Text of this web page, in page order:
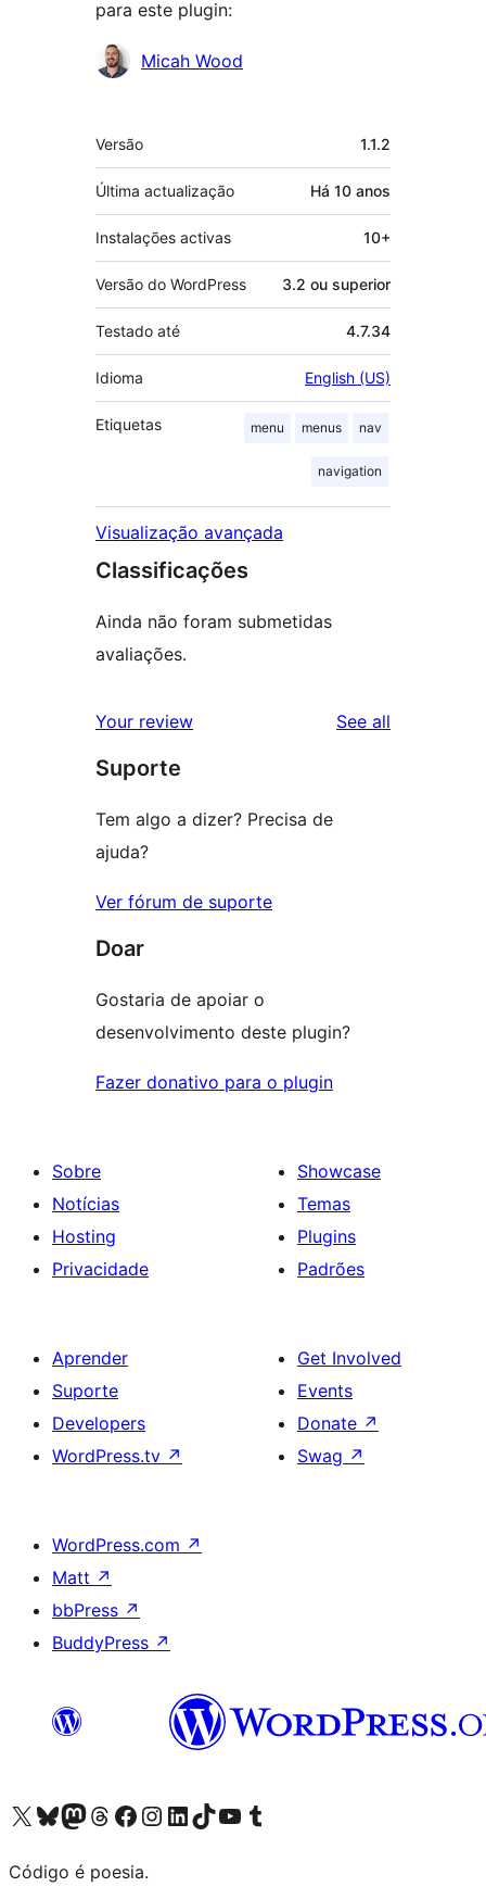
para este plugin:
Contribuidores
Micah Wood
Metadados
Versão 1.1.2
Última actualização Há 10 anos
Instalações activas 10+
Versão do WordPress 3.2 ou superior
Testado até 4.7.34
Idioma English (US)
Etiquetas menu menus nav
navigation
Visualização avançada
Classificações
Ainda não foram submetidas
avaliações.
Your review See all
Suporte
Tem algo a dizer? Precisa de
ajuda?
Ver fórum de suporte
Doar
Gostaria de apoiar o
desenvolvimento deste plugin?
Fazer donativo para o plugin
Sobre
Notícias
Hosting
Privacidade
Showcase
Temas
Plugins
Padrões
Aprender
Suporte
Developers
WordPress.tv ↗
Get Involved
Events
Donate ↗
Swag ↗
WordPress.com ↗
Matt ↗
bbPress ↗
BuddyPress ↗
Visite a nossa conta X (antigo Twitter)
Visit our Bluesky account
Visit our Mastodon account
Visit our Threads account
Visite a nossa página do Facebook
Visite a nossa conta no Instagram
Visite a nossa conta no LinkedIn
Visit our TikTok account
Visit our YouTube channel
Visit our Tumblr account
Código é poesia.